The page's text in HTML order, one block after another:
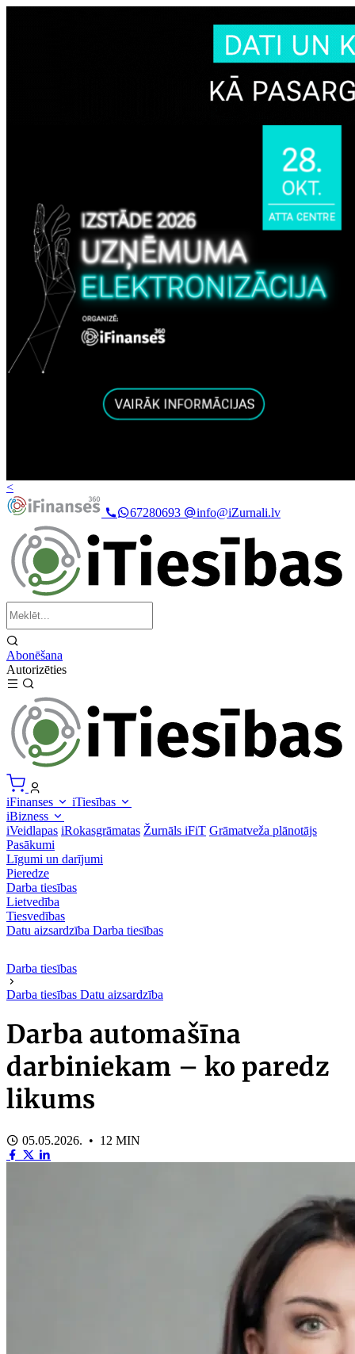
<
67280693
info@iZurnali.lv
Abonēšana
Autorizēties
iFinanses
iTiesības
iBizness
iVeidlapas iRokasgrāmatas Žurnāls iFiT Grāmatveža plānotājs
Pasākumi
Līgumi un darījumi
Pieredze
Darba tiesības
Lietvedība
Tiesvedības
Datu aizsardzība Darba tiesības
Darba tiesības
Darba tiesības Datu aizsardzība
Darba automašīna
darbiniekam – ko paredz
likums
05.05.2026. • 12 MIN